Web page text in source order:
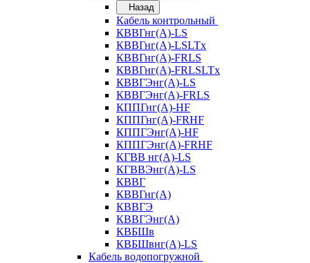
Назад
Кабель контрольный
КВВГнг(А)-LS
КВВГнг(А)-LSLTx
КВВГнг(А)-FRLS
КВВГнг(А)-FRLSLTx
КВВГЭнг(А)-LS
КВВГЭнг(А)-FRLS
КППГнг(А)-HF
КППГнг(А)-FRHF
КППГЭнг(А)-HF
КППГЭнг(А)-FRHF
КГВВ нг(А)-LS
КГВВЭнг(А)-LS
КВВГ
КВВГнг(А)
КВВГЭ
КВВГЭнг(А)
КВБШв
КВБШвнг(А)-LS
Кабель водопогружной